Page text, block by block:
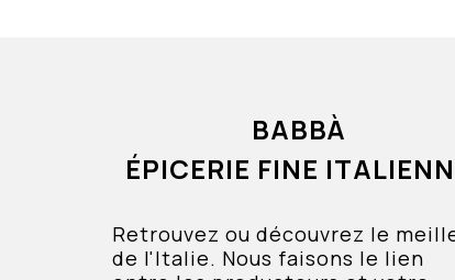
BABBÀ
ÉPICERIE FINE
Retrouvez ou découvrez le
de l'Italie. Nous faisons le lien